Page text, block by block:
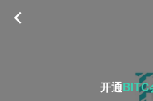
开通BITC